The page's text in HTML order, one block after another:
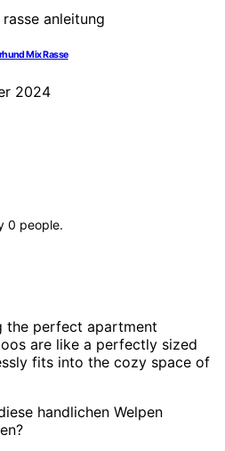
Mix Rasse
2024
0 people.
the perfect apartment
are like a perfectly sized
fits into the cozy space of
handlichen Welpen